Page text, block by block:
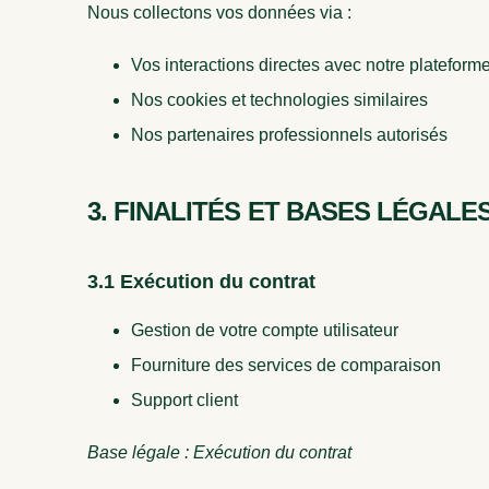
Nous collectons vos données via :
Vos interactions directes avec notre
Nos cookies et technologies similaires
Nos partenaires professionnels autorisés
3. FINALITÉS ET BASES
3.1 Exécution du contrat
Gestion de votre compte utilisateur
Fourniture des services de comparaison
Support client
Base légale : Exécution du contrat